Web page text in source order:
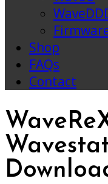
Shop
FAQs
Contact